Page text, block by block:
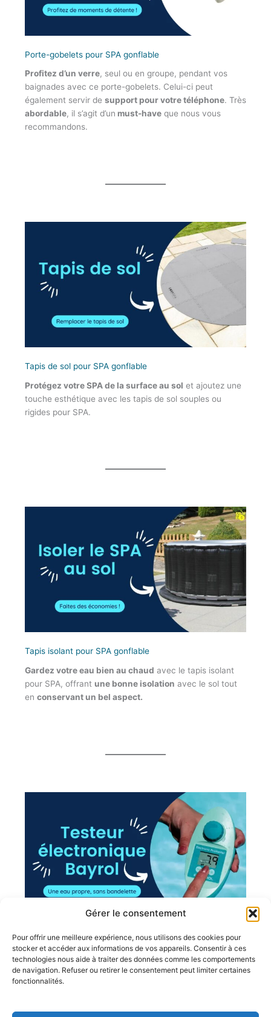
Gérer le consentement
Pour offrir une meilleure expérience, nous utilisons des cookies pour
stocker et accéder aux informations de vos appareils. Consentir à ces
technologies nous aide à traiter des données comme les comportements
de navigation. Refuser ou retirer le consentement peut limiter certaines
fonctionnalités.
Porte-gobelets pour SPA gonflable
Profitez d’un verre, seul ou en groupe, pendant vos
baignades avec ce porte-gobelets. Celui-ci peut
également servir de support pour votre téléphone. Très
abordable, il s’agit d’un must-haveque nous vous
recommandons.
Tapis de sol pour SPA gonflable
Protégez votre SPA de la surface au sol et ajoutez une
touche esthétique avec les tapis de sol souples ou
rigides pour SPA.
Tapis isolant pour SPA gonflable
Gardez votre eau bien au chaud avec le tapis isolant
pour SPA, offrant une bonne isolation avec le sol tout
en conservant un bel aspect.
Testeur électronique Bayrol
Testez la qualité et la propreté
de votre eau de manière
précise avec le testeur électronique Bayrol, que vous
traitiez votre eau